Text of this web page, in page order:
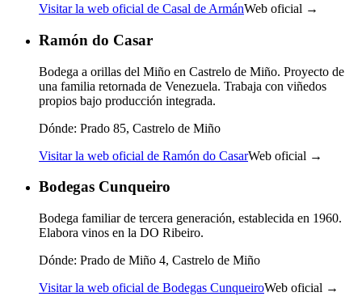
Visitar la web oficial de Casal de ArmánWeb oficial →
Ramón do Casar
Bodega a orillas del Miño en Castrelo de Miño. Proyecto de
una familia retornada de Venezuela. Trabaja con viñedos
propios bajo producción integrada.
Dónde: Prado 85, Castrelo de Miño
Visitar la web oficial de Ramón do CasarWeb oficial →
Bodegas Cunqueiro
Bodega familiar de tercera generación, establecida en 1960.
Elabora vinos en la DO Ribeiro.
Dónde: Prado de Miño 4, Castrelo de Miño
Visitar la web oficial de Bodegas CunqueiroWeb oficial →